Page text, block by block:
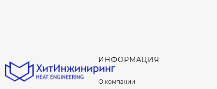
ИНФОРМАЦИЯ
О компании